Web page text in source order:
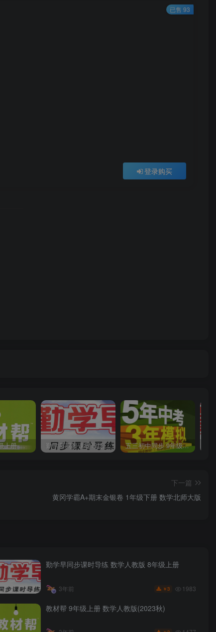
登录购买
已售 93
教材帮 8年级上册 语文人教版(2023秋) 勤学早同步课时导练 数学人教版 7年级上册 五三初中同步 9年级上册 数学人教版(2023版)
下一篇
黄冈学霸A+期末金银卷 1年级下册 数学北师大版
勤学早同步课时导练 数学人教版 8年级上册
3年前 ￥3 1983
教材帮 9年级上册 数学人教版(2023秋)